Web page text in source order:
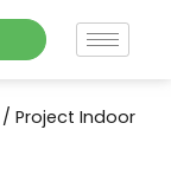
/ Project Indoor